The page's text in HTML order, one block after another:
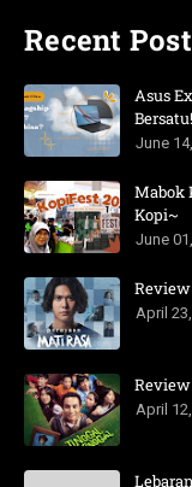
Recent
Asus
Bersatu!
June
Mabok
Kopi~
June
April
April